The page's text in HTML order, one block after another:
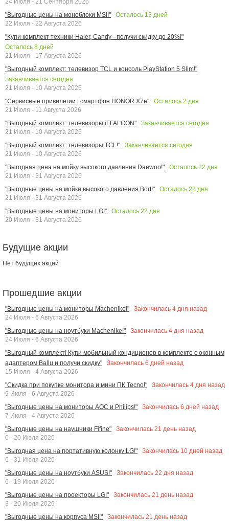
"Выгодные цены на моноблоки MSI!"
Осталось 13 дней
22 Июля - 22 Августа 2026
"Купи комплект техники Haier, Candy - получи скидку до 20%!"
Осталось 8 дней
21 Июля - 17 Августа 2026
"Выгодный комплект: телевизор TCL и консоль PlayStation 5 Slim!"
Заканчивается сегодня
21 Июля - 10 Августа 2026
"Сервисные привилегии | смартфон HONOR X7e"
Осталось 2 дня
21 Июля - 11 Августа 2026
"Выгодный комплект: телевизоры iFFALCON"
Заканчивается сегодня
21 Июля - 10 Августа 2026
"Выгодный комплект: телевизоры TCL!"
Заканчивается сегодня
21 Июля - 10 Августа 2026
"Выгодная цена на мойку высокого давления Daewoo!"
Осталось 22 дня
21 Июля - 31 Августа 2026
"Выгодные цены на мойки высокого давления Bort!"
Осталось 22 дня
21 Июля - 31 Августа 2026
"Выгодные цены на мониторы LG!"
Осталось 22 дня
20 Июля - 31 Августа 2026
Будущие акции
Нет будущих акций
Прошедшие акции
"Выгодные цены на мониторы Machenike!" Закончилась 4 дня назад
24 Июля - 6 Августа 2026
"Выгодные цены на ноутбуки Machenike!"
Закончилась 4 дня назад
24 Июля - 6 Августа 2026
"Выгодный комплект! Купи мобильный кондиционер в комплекте с оконным
адаптером Ballu и получи скидку"
Закончилась 6 дней назад
15 Июля - 4 Августа 2026
"Скидка при покупке монитора и мини ПК Tecno!"
Закончилась 4 дня назад
9 Июля - 6 Августа 2026
"Выгодные цены на мониторы AOC и Philips!"
Закончилась 6 дней назад
7 Июля - 4 Августа 2026
"Выгодные цены на наушники Fifine"
Закончилась 21 день назад
6 - 20 Июля 2026
"Выгодная цена на портативную колонку LG!"
Закончилась 10 дней назад
6 - 31 Июля 2026
"Выгодные цены на ноутбуки ASUS!"
Закончилась 22 дня назад
6 - 19 Июля 2026
"Выгодные цены на проекторы LG!"
Закончилась 21 день назад
3 - 20 Июля 2026
"Выгодные цены на корпуса MSI!"
Закончилась 21 день назад